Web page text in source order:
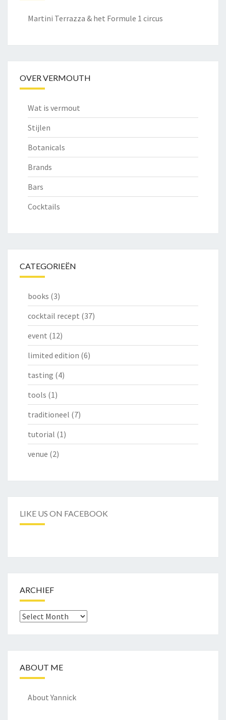
Martini Terrazza & het Formule 1 circus
OVER VERMOUTH
Wat is vermout
Stijlen
Botanicals
Brands
Bars
Cocktails
CATEGORIEËN
books (3)
cocktail recept (37)
event (12)
limited edition (6)
tasting (4)
tools (1)
traditioneel (7)
tutorial (1)
venue (2)
LIKE US ON FACEBOOK
ARCHIEF
Archief
ABOUT ME
About Yannick